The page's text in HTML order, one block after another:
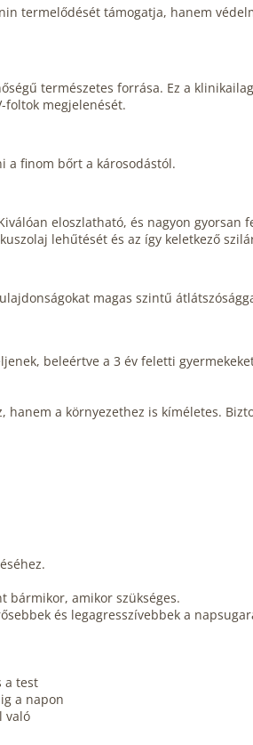
termelődését támogatja, hanem
természetes forrása. Ez a
foltok megjelenését.
a finom bőrt a károsodástól.
eloszlatható, és nagyon gyorsan
lehűtését és az így keletkező
magas szintű
beleértve a 3 év feletti
a környezethez is kíméletes.
bármikor, amikor szükséges.
és legagresszívebbek a
a test
a napon
való